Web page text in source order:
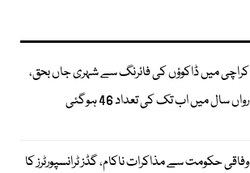
کراچی میں ڈاکوؤں کی فائرنگ سے شہری جاں بحق،
رواں سال میں اب تک کی تعداد 46 ہوگئی
وفاقی حکومت سے مذاکرات ناکام، گڈز ٹرانسپورٹرز کا